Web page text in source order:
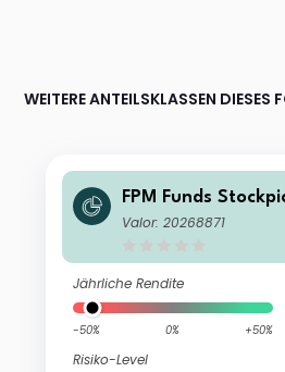
WEITERE ANTEILSKLASSEN DIESES
FPM Funds
Cap I
Valor: 20268871
Jährliche Rendite
-50% 0% +50%
Risiko-Level